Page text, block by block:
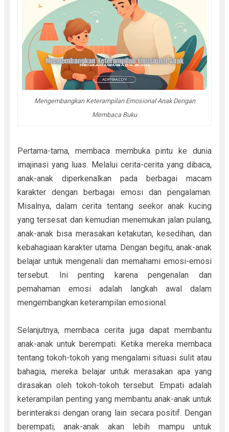
Mengembangkan Keterampilan Emosional Anak Dengan
Membaca Buku
Pertama-tama, membaca membuka pintu ke dunia
imajinasi yang luas. Melalui cerita-cerita yang dibaca,
anak-anak diperkenalkan pada berbagai macam
karakter dengan berbagai emosi dan pengalaman.
Misalnya, dalam cerita tentang seekor anak kucing
yang tersesat dan kemudian menemukan jalan pulang,
anak-anak bisa merasakan ketakutan, kesedihan, dan
kebahagiaan karakter utama. Dengan begitu, anak-anak
belajar untuk mengenali dan memahami emosi-emosi
tersebut. Ini penting karena pengenalan dan
pemahaman emosi adalah langkah awal dalam
mengembangkan keterampilan emosional.
Selanjutnya, membaca cerita juga dapat membantu
anak-anak untuk berempati. Ketika mereka membaca
tentang tokoh-tokoh yang mengalami situasi sulit atau
bahagia, mereka belajar untuk merasakan apa yang
dirasakan oleh tokoh-tokoh tersebut. Empati adalah
keterampilan penting yang membantu anak-anak untuk
berinteraksi dengan orang lain secara positif. Dengan
berempati, anak-anak akan lebih mampu untuk